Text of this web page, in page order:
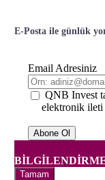
E-Posta ile günlük
Email Adresiniz
QNB Invest
elektronik ileti
Tamam